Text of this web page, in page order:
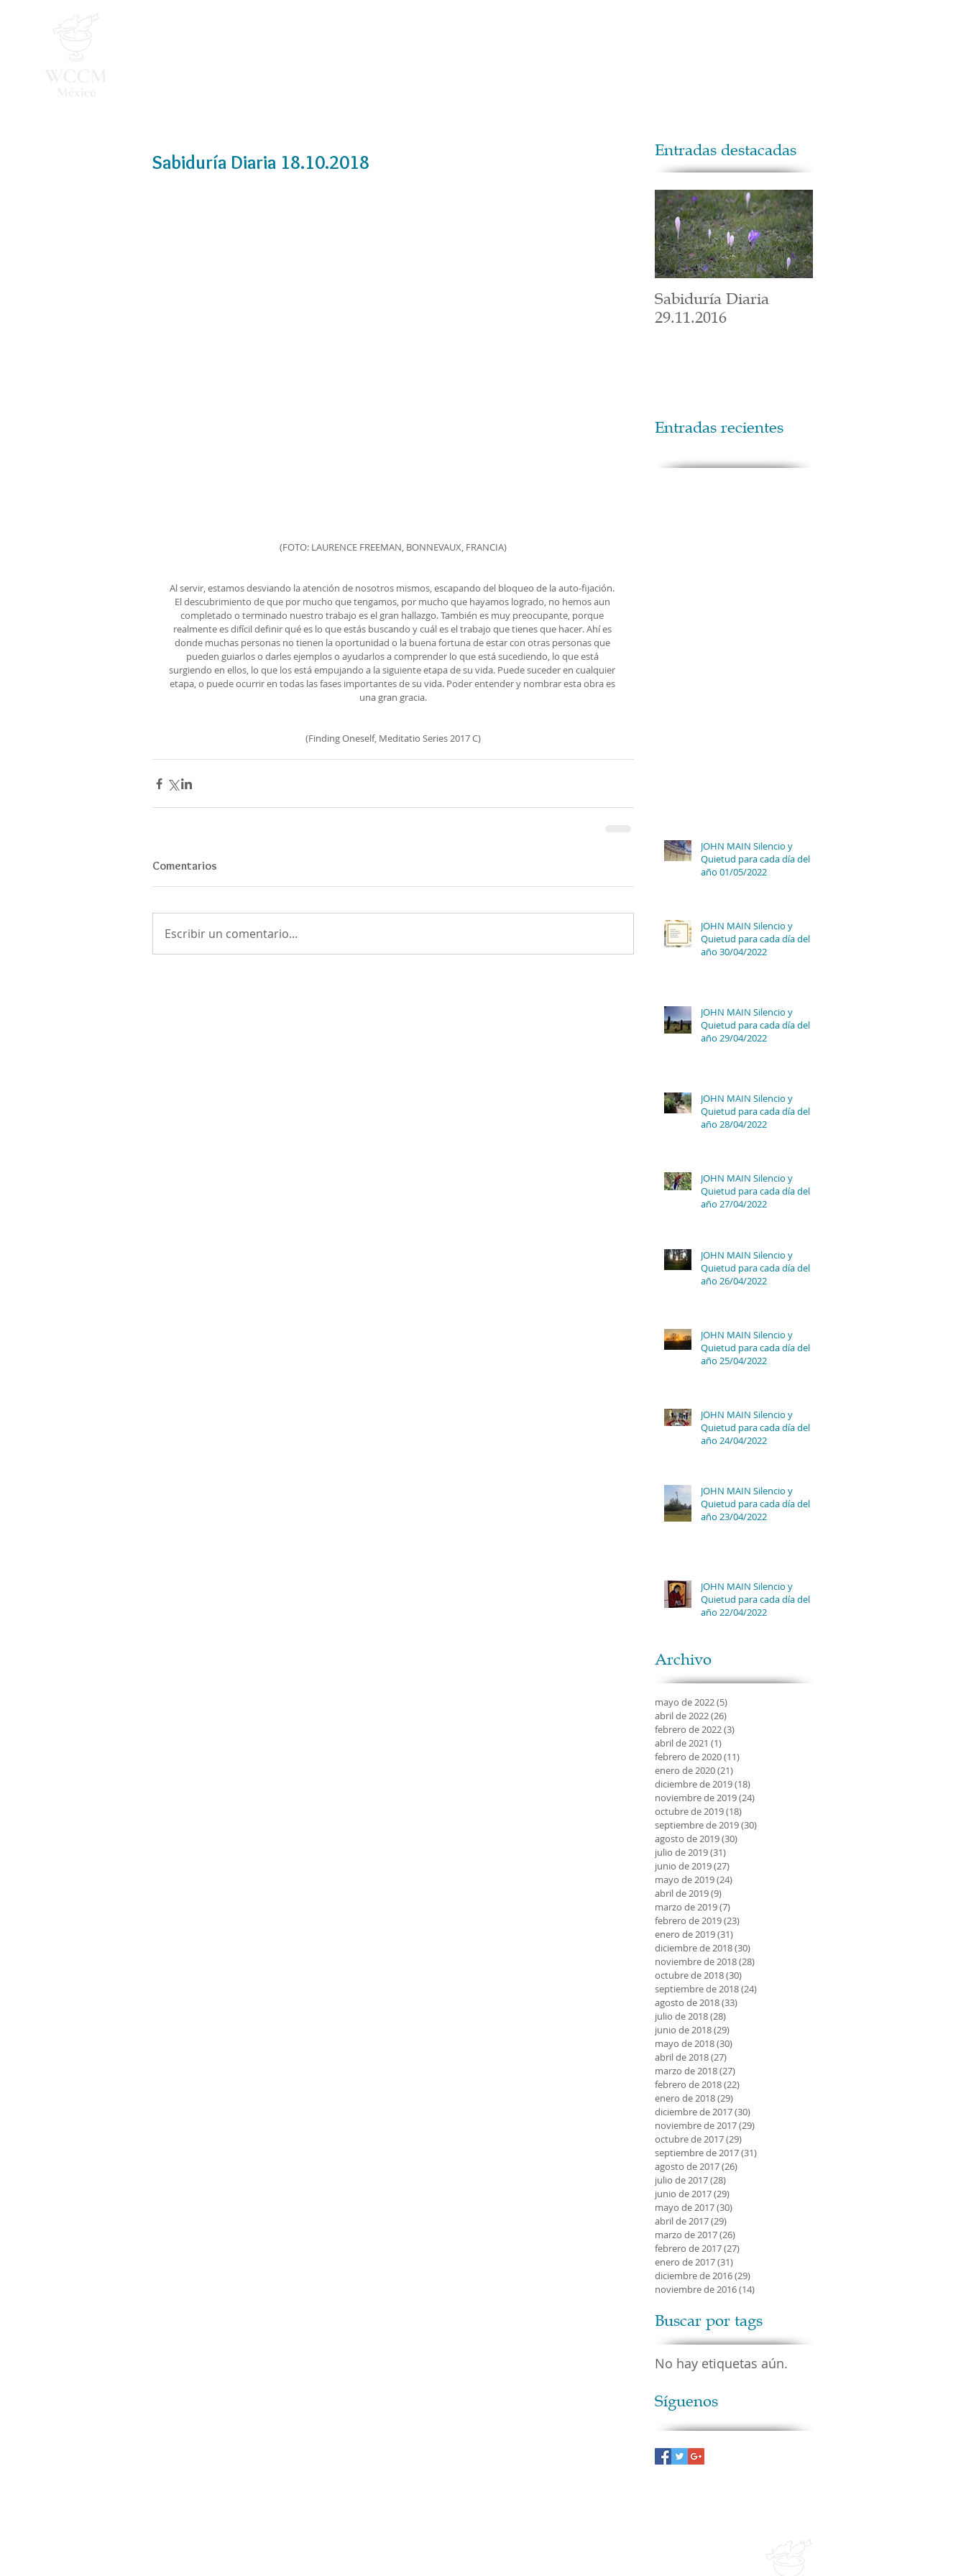
Sabiduría Diaria 18.10.2018
(FOTO: LAURENCE FREEMAN, BONNEVAUX, FRANCIA)
Al servir, estamos desviando la atención de nosotros mismos, escapando del bloqueo de la auto-fijación.
El descubrimiento de que por mucho que tengamos, por mucho que hayamos logrado, no hemos aun
completado o terminado nuestro trabajo es el gran hallazgo. También es muy preocupante, porque
realmente es difícil definir qué es lo que estás buscando y cuál es el trabajo que tienes que hacer. Ahí es
donde muchas personas no tienen la oportunidad o la buena fortuna de estar con otras personas que
pueden guiarlos o darles ejemplos o ayudarlos a comprender lo que está sucediendo, lo que está
surgiendo en ellos, lo que los está empujando a la siguiente etapa de su vida. Puede suceder en cualquier
etapa, o puede ocurrir en todas las fases importantes de su vida. Poder entender y nombrar esta obra es
una gran gracia.
(Finding Oneself, Meditatio Series 2017 C)
Comentarios
Escribir un comentario...
Entradas destacadas
Sabiduría Diaria
29.11.2016
Entradas recientes
JOHN MAIN Silencio y
Quietud para cada día del
año 01/05/2022
JOHN MAIN Silencio y
Quietud para cada día del
año 30/04/2022
JOHN MAIN Silencio y
Quietud para cada día del
año 29/04/2022
JOHN MAIN Silencio y
Quietud para cada día del
año 28/04/2022
JOHN MAIN Silencio y
Quietud para cada día del
año 27/04/2022
JOHN MAIN Silencio y
Quietud para cada día del
año 26/04/2022
JOHN MAIN Silencio y
Quietud para cada día del
año 25/04/2022
JOHN MAIN Silencio y
Quietud para cada día del
año 24/04/2022
JOHN MAIN Silencio y
Quietud para cada día del
año 23/04/2022
JOHN MAIN Silencio y
Quietud para cada día del
año 22/04/2022
Archivo
mayo de 2022(5)
abril de 2022(26)
febrero de 2022(3)
abril de 2021 (1)
febrero de 2020(11)
enero de 2020(21)
diciembre de 2019(18)
noviembre de 2019(24)
octubre de 2019(18)
septiembre de 2019(30)
agosto de 2019(30)
julio de 2019(31)
junio de 2019(27)
mayo de 2019(24)
abril de 2019(9)
marzo de 2019(7)
febrero de 2019(23)
enero de 2019(31)
diciembre de 2018(30)
noviembre de 2018(28)
octubre de 2018(30)
septiembre de 2018(24)
agosto de 2018(33)
julio de 2018(28)
junio de 2018(29)
mayo de 2018(30)
abril de 2018(27)
marzo de 2018(27)
febrero de 2018(22)
enero de 2018(29)
diciembre de 2017(30)
noviembre de 2017(29)
octubre de 2017(29)
septiembre de 2017(31)
agosto de 2017(26)
julio de 2017(28)
junio de 2017(29)
mayo de 2017(30)
abril de 2017(29)
marzo de 2017(26)
febrero de 2017(27)
enero de 2017(31)
diciembre de 2016(29)
noviembre de 2016(14)
Buscar por tags
No hay etiquetas aún.
Síguenos